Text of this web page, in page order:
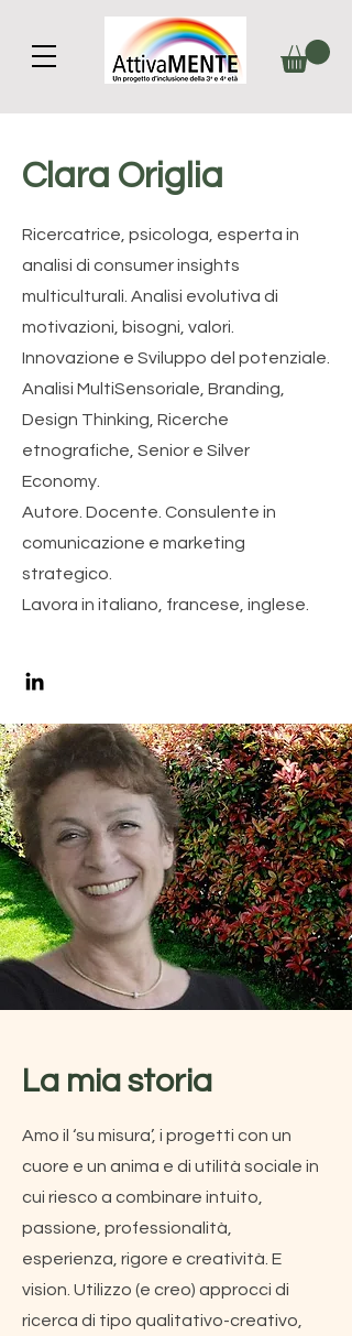
Clara Origlia
Ricercatrice, psicologa, esperta in
analisi di consumer insights
multiculturali. Analisi evolutiva di
motivazioni, bisogni, valori.
Innovazione e Sviluppo del potenziale.
Analisi MultiSensoriale, Branding,
Design Thinking, Ricerche
etnografiche, Senior e Silver
Economy.
Autore. Docente. Consulente in
comunicazione e marketing
strategico.
Lavora in italiano, francese, inglese.
La mia storia
Amo il ‘su misura’, i progetti con un
cuore e un anima e di utilità sociale in
cui riesco a combinare intuito,
passione, professionalità,
esperienza, rigore e creatività. E
vision. Utilizzo (e creo) approcci di
ricerca di tipo qualitativo-creativo,